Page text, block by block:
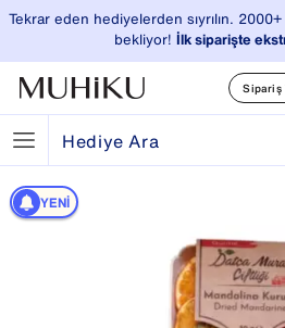
Tekrar eden hediyelerden sıyrılın.
bekliyor! İlk siparişte
Sipariş
YENI